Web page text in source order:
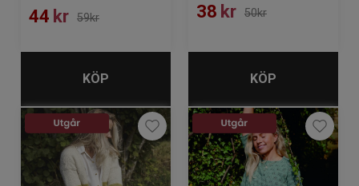
44 kr 59kr
KÖP
38 kr 50kr
KÖP